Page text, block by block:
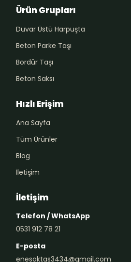
Ürün Grupları
Duvar Üstü Harpuşta
Beton Parke Taşı
Bordür Taşı
Beton Saksı
Hızlı Erişim
Ana Sayfa
Tüm Ürünler
Blog
İletişim
İletişim
Telefon / WhatsApp
0531 912 78 21
E-posta
enesaktas3434@gmail.com